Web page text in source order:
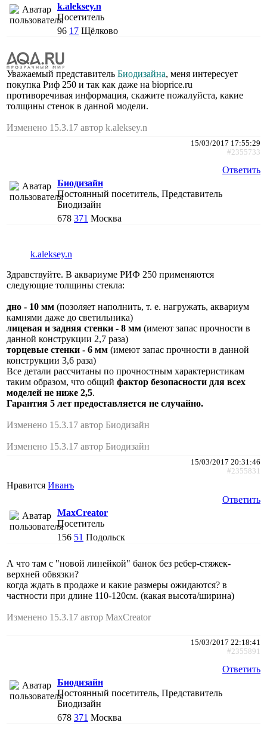
k.aleksey.n
Посетитель
96 17 Щёлково
Уважаемый представитель Биодизайна, меня интересует
покупка Риф 250 и так как даже на bioprice.ru
противоречивая информация, скажите пожалуйста, какие
толщины стенок в данной модели.
Изменено 15.3.17 автор k.aleksey.n
15/03/2017 17:55:29
#2355733
Ответить
Биодизайн
Постоянный посетитель, Представитель
Биодизайн
678 371 Москва
k.aleksey.n
Здравствуйте. В аквариуме РИФ 250 применяются
следующие толщины стекла:
дно - 10 мм (позоляет наполнить, т. е. нагружать, аквариум
камнями даже до светильника)
лицевая и задняя стенки - 8 мм (имеют запас прочности в
данной конструкции 2,7 раза)
торцевые стенки - 6 мм (имеют запас прочности в данной
конструкции 3,6 раза)
Все детали рассчитаны по прочностным характеристикам
таким образом, что общий фактор безопасности для всех
моделей не ниже 2,5.
Гарантия 5 лет предоставляется не случайно.
Изменено 15.3.17 автор Биодизайн
Изменено 15.3.17 автор Биодизайн
15/03/2017 20:31:46
#2355831
Нравится Иванъ
Ответить
MaxCreator
Посетитель
156 51 Подольск
А что там с "новой линейкой" банок без ребер-стяжек-
верхней обвязки?
когда ждать в продаже и какие размеры ожидаются? в
частности при длине 110-120см. (какая высота/ширина)
Изменено 15.3.17 автор MaxCreator
15/03/2017 22:18:41
#2355891
Ответить
Биодизайн
Постоянный посетитель, Представитель
Биодизайн
678 371 Москва